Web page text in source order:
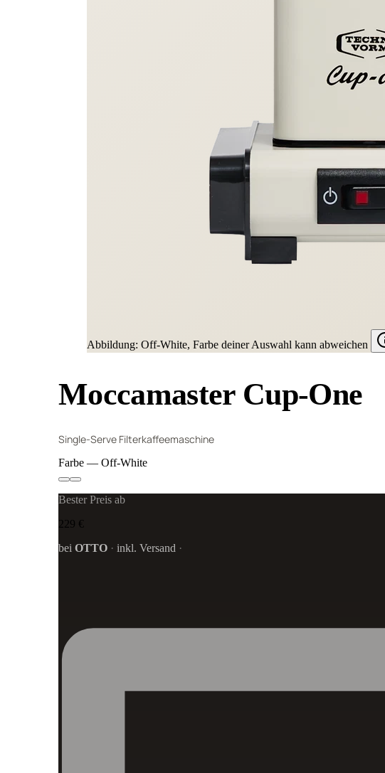
Abbildung: Off-White, Farbe deiner Auswahl kann abweichen
Moccamaster Cup-One
Single-Serve Filterkaffeemaschine
Farbe — Off-White
Bester Preis ab
229 €
bei OTTO · inkl. Versand ·